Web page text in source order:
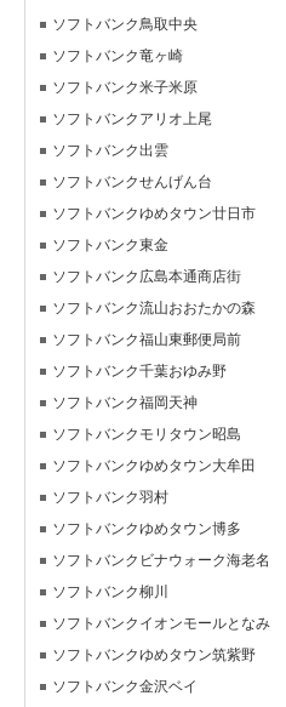
ソフトバンク鳥取中央
ソフトバンク竜ヶ崎
ソフトバンク米子米原
ソフトバンクアリオ上尾
ソフトバンク出雲
ソフトバンクせんげん台
ソフトバンクゆめタウン廿日市
ソフトバンク東金
ソフトバンク広島本通商店街
ソフトバンク流山おおたかの森
ソフトバンク福山東郵便局前
ソフトバンク千葉おゆみ野
ソフトバンク福岡天神
ソフトバンクモリタウン昭島
ソフトバンクゆめタウン大牟田
ソフトバンク羽村
ソフトバンクゆめタウン博多
ソフトバンクビナウォーク海老名
ソフトバンク柳川
ソフトバンクイオンモールとなみ
ソフトバンクゆめタウン筑紫野
ソフトバンク金沢ベイ